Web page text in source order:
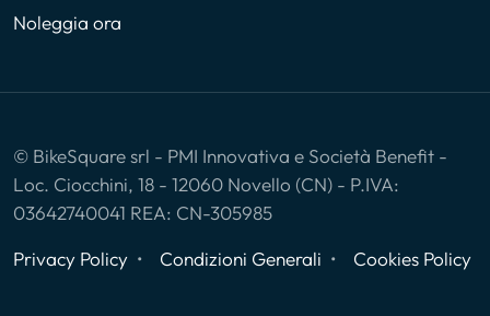
Noleggia ora
© BikeSquare srl - PMI Innovativa e Società Benefit -
Loc. Ciocchini, 18 - 12060 Novello (CN) - P.IVA:
03642740041 REA: CN-305985
Privacy Policy
Condizioni Generali Cookies Policy